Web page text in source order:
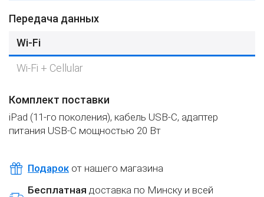
Передача данных
Wi-Fi
Wi-Fi + Cellular
Комплект поставки
iPad (11-го поколения), кабель USB‑C, адаптер
питания USB‑C мощностью 20 Вт
Подарок от нашего магазина
Бесплатная доставка по Минску и всей